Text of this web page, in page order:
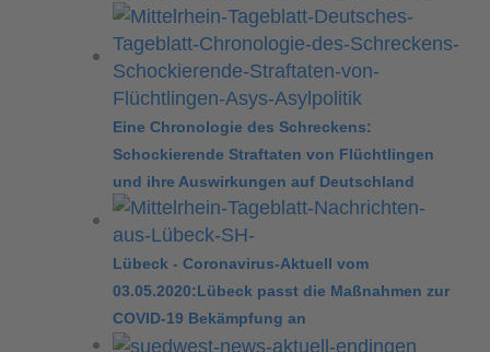
Eine Chronologie des Schreckens:
Schockierende Straftaten von Flüchtlingen
und ihre Auswirkungen auf Deutschland
Lübeck - Coronavirus-Aktuell vom
03.05.2020:Lübeck passt die Maßnahmen zur
COVID-19 Bekämpfung an